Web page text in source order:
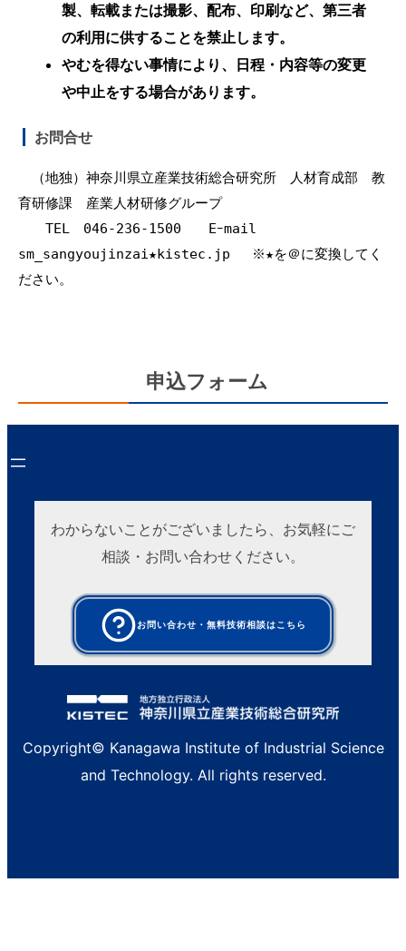
製、転載または撮影、配布、印刷など、第三者
の利用に供することを禁止します。
やむを得ない事情により、日程・内容等の変更
や中止をする場合があります。
お問合せ
（地独）神奈川県立産業技術総合研究所　人材育成部　教
育研修課　産業人材研修グループ
TEL　046-236-1500　　Eｰmail
sm_sangyoujinzai★kistec.jp 　※★を＠に変換してく
ださい。
申込フォーム
わからないことがございましたら、お気軽にご
相談・お問い合わせください。
お問い合わせ・無料技術相談はこちら
Copyright© Kanagawa Institute of Industrial Science
and Technology. All rights reserved.